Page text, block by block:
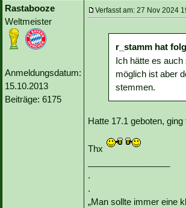
Rastabooze
Weltmeister
Anmeldungsdatum:
15.10.2013
Beiträge: 6175
Verfasst am: 27 Nov 2024
r_stamm hat
Ich hätte es
möglich ist aber
stemmen.
Hatte 17.1 geboten,
Thx
.
.
„Man sollte immer eine